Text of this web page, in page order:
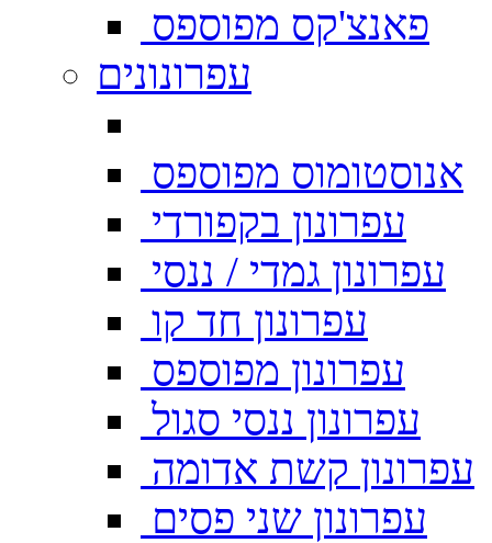
פאנצ'קס מפוספס
עפרונונים
אנוסטומוס מפוספס
עפרונון בקפורדי
עפרונון גמדי / ננסי
עפרונון חד קו
עפרונון מפוספס
עפרונון ננסי סגול
עפרונון קשת אדומה
עפרונון שני פסים